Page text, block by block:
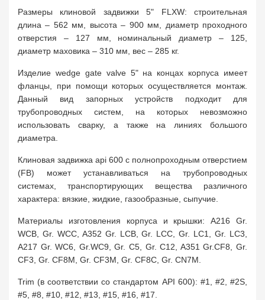
Размеры клиновой задвижки 5" FLXW: строительная
длина – 562 мм, высота – 900 мм, диаметр проходного
отверстия – 127 мм, номинальный диаметр – 125,
диаметр маховика – 310 мм, вес – 285 кг.
Изделие wedge gate valve 5" на концах корпуса имеет
фланцы, при помощи которых осуществляется монтаж.
Данный вид запорных устройств подходит для
трубопроводных систем, на которых невозможно
использовать сварку, а также на линиях большого
диаметра.
Клиновая задвижка api 600 с полнопроходным отверстием
(FB) может устанавливаться на трубопроводных
системах, транспортирующих вещества различного
характера: вязкие, жидкие, газообразные, сыпучие.
Материалы изготовления корпуса и крышки: A216 Gr.
WCB, Gr. WCC, A352 Gr. LCB, Gr. LCC, Gr. LC1, Gr. LC3,
A217 Gr. WC6, Gr.WC9, Gr. C5, Gr. C12, A351 Gr.CF8, Gr.
CF3, Gr. CF8M, Gr. CF3M, Gr. CF8C, Gr. CN7M.
Trim (в соответствии со стандартом API 600): #1, #2, #2S,
#5, #8, #10, #12, #13, #15, #16, #17.